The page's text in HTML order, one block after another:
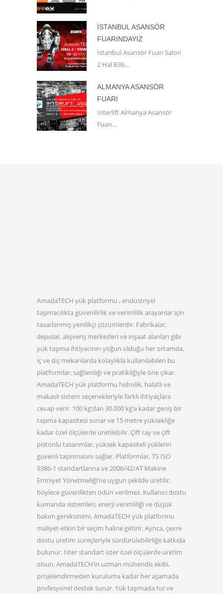
İSTANBUL ASANSÖR
FUARINDAYIZ
İstanbul Asansör Fuarı Salon
2 Hal B36...
ALMANYA ASANSÖR
FUARI
Interlift Almanya Asansör
Fuarı...
AmadaTECH yük platformu , endüstriyel
taşımacılıkta güvenilirlik ve verimlilik arayanlar için
tasarlanmış yenilikçi çözümlerdir. Fabrikalar,
depolar, alışveriş merkezleri ve inşaat alanları gibi
yük taşıma ihtiyacının yoğun olduğu her ortamda,
iç ve dış mekanlarda kolaylıkla kullanılabilen bu
platformlar, sağlamlığı ve pratikliğiyle öne çıkar.
AmadaTECH yük platformu hidrolik, halatlı ve
makaslı sistem seçenekleriyle farklı ihtiyaçlara
cevap verir. 100 kg’dan 30.000 kg’a kadar geniş bir
taşıma kapasitesi sunar ve 15 metre yüksekliğe
kadar özel ölçülerde üretilebilir. Çift ray ve çift
pistonlu tasarımlar, yüksek kapasiteli yüklerin
güvenli taşınmasını sağlar. Platformlar, TS ISO
9386-1 standartlarına ve 2006/42/AT Makine
Emniyet Yönetmeliği’ne uygun şekilde üretilir,
böylece güvenlikten ödün verilmez. Kullanıcı dostu
kumanda sistemleri, enerji verimliliği ve düşük
bakım gereksinimi, AmadaTECH yük platformu
maliyet-etkin bir seçim haline getirir. Ayrıca, çevre
dostu üretim süreçleriyle sürdürülebilirliğe katkıda
bulunur. İster standart ister özel ölçülerde üretim
olsun, AmadaTECH’in uzman mühendis ekibi,
projelendirmeden kuruluma kadar her aşamada
profesyonel destek sunar. Yük taşımada hız ve